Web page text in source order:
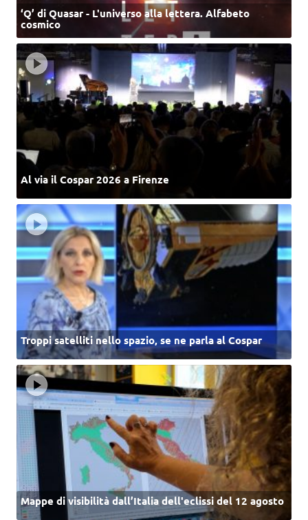
‘Q’ di Quasar - L'universo alla lettera. Alfabeto
cosmico
Al via il Cospar 2026 a Firenze
Troppi satelliti nello spazio, se ne parla al Cospar
Mappe di visibilità dall’Italia dell'eclissi del 12 agosto